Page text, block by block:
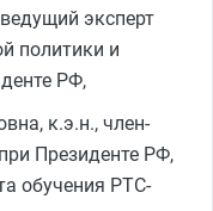
эксперт
политики и
РФ,
к.э.н., член-
Президенте РФ,
обучения РТС-